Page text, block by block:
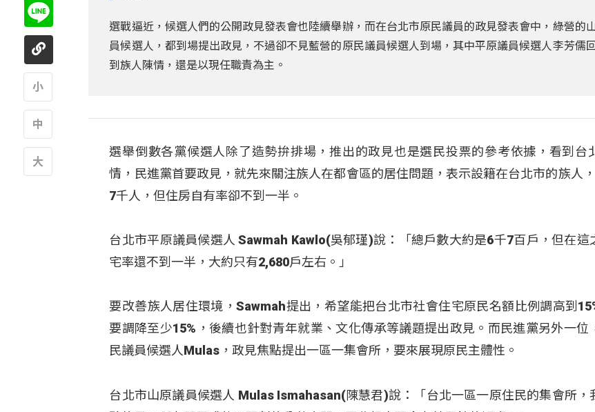
選戰逼近，候選人們的公開政見發表會也陸續舉辦，而在台北市原民議員的政見發表會中，綠營的
員候選人，都到場提出政見，不過卻不見藍營的原民議員候選人到場，其中平原議員候選人李芳儒
到族人陳情，還是以現任職責為主。
選舉倒數各黨候選人除了造勢拚排場，推出的政見也是選民投票的參考依據，看到台
情，民進黨首要政見，就先來關注族人在都會區的居住問題，表示設籍在台北市的族人
7千人，但住房自有率卻不到一半。
台北市平原議員候選人 Sawmah Kawlo(吳郁瑾)說：「總戶數大約是6千7百戶，但在這
宅率還不到一半，大約只有2,680戶左右。」
要改善族人居住環境，Sawmah提出，希望能把台北市社會住宅原民名額比例調高到
要調降至少15%，後續也針對青年就業、文化傳承等議題提出政見。而民進黨另外一位
民議員候選人Mulas，政見焦點提出一區一集會所，要來展現原民主體性。
台北市山原議員候選人 Mulas Ismahasan(陳慧君)說：「台北一區一原住民的集會所，